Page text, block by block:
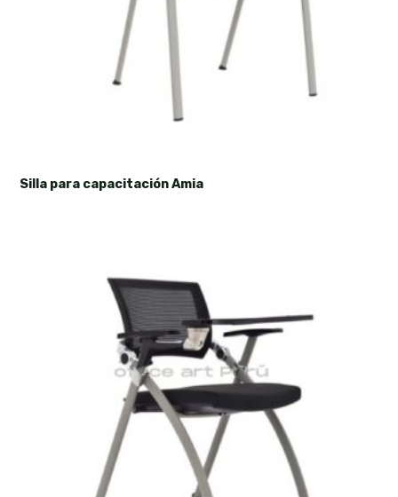
Silla para capacitación Amia